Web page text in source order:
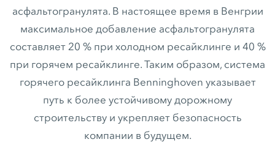
асфальтогранулята. В настоящее время в Венгрии
максимальное добавление асфальтогранулята
составляет 20 % при холодном ресайклинге и 40 %
при горячем ресайклинге. Таким образом, система
горячего ресайклинга Benninghoven указывает
путь к более устойчивому дорожному
строительству и укрепляет безопасность
компании в будущем.